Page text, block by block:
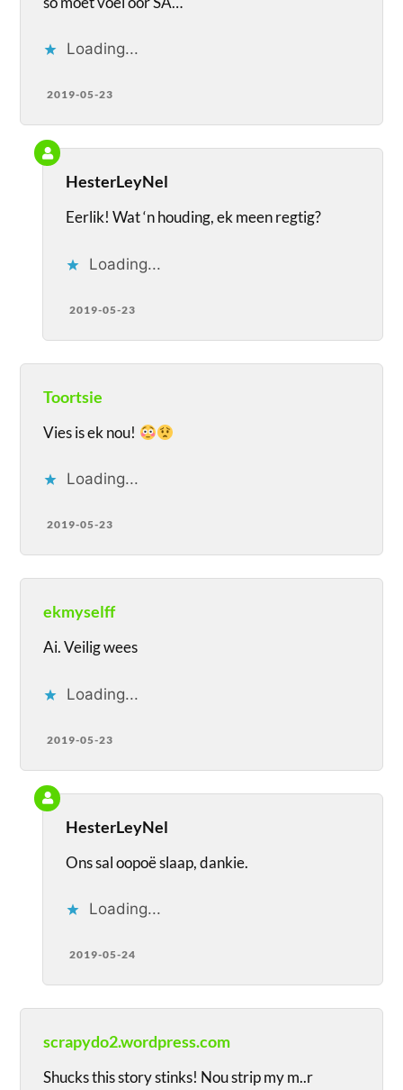
Loading...
2019-05-23
HesterLeyNel
Eerlik! Wat ‘n houding, ek meen regtig?
Loading...
2019-05-23
Toortsie
Vies is ek nou!
Loading...
2019-05-23
ekmyselff
Ai. Veilig wees
Loading...
2019-05-23
HesterLeyNel
Ons sal oopoë slaap, dankie.
Loading...
2019-05-24
scrapydo2.wordpress.com
Shucks this story stinks! Nou strip my m..r